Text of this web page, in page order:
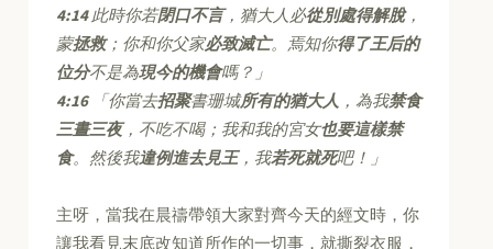
4:14此時你若閉口不言，猶大人必從別處得解脫，
蒙拯救；你和你父家必致滅亡。焉知你得了王后的
位分不是為現今的機會嗎？」
4:16「你當去招聚書珊城所有的猶大人 ，為我禁食
三晝三夜，不吃不喝；我和我的宮女也要這樣禁
食。然後我違例進去見王，我若死就死吧！」
主呀，當我在晨禱帶領大家對齊今天的經文時，你
讓我看見末底改知道所作的一切事，就撕裂衣服，